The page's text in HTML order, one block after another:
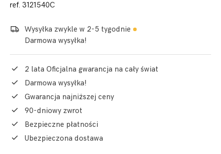
ref. 3121540C
Wysyłka zwykle w 2-5 tygodnie
Darmowa wysyłka!
2 lata Oficjalna gwarancja na cały świat
Darmowa wysyłka!
Gwarancja najniższej ceny
90-dniowy zwrot
Bezpieczne płatności
Ubezpieczona dostawa